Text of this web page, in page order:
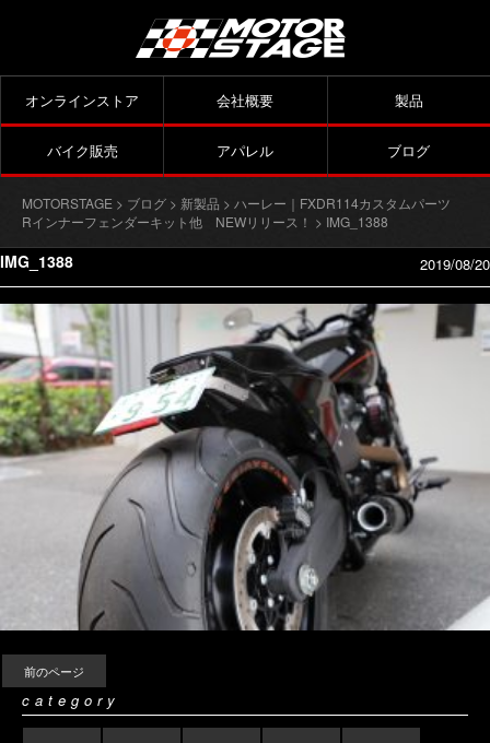
オンラインストア 会社概要 製品
バイク販売 アパレル ブログ
MOTORSTAGE > ブログ > 新製品 > ハーレー｜FXDR114カスタムパーツ
Rインナーフェンダーキット他 NEWリリース！ > IMG_1388
IMG_1388 2019/08/20
前のページ
category